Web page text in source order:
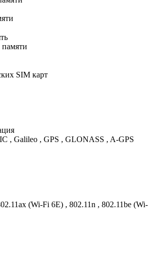
SIM карт
, Galileo , GPS , GLONASS , A-GPS
(Wi-Fi 6E) , 802.11n , 802.11be (Wi-